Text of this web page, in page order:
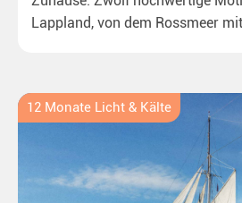
Lappland, von dem Rossmeer
12 Monate Licht & Kälte